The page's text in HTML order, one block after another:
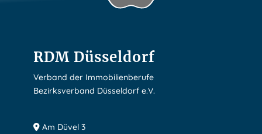
RDM Düsseldorf
Verband der Immobilienberufe
Bezirksverband Düsseldorf e.V.
Am Düvel 3